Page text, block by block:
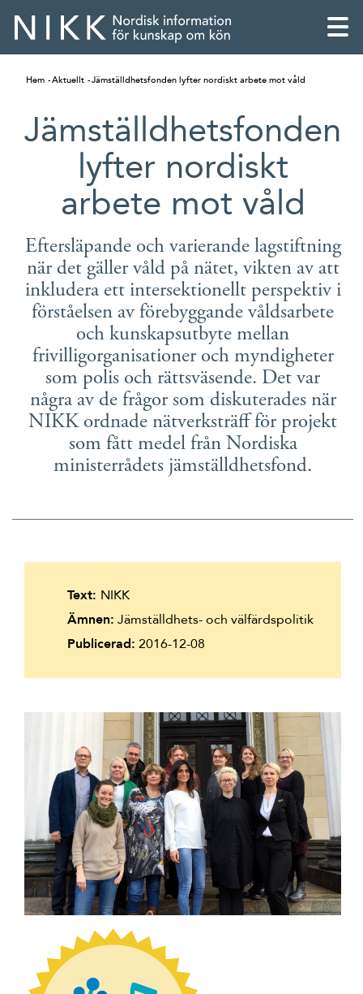
English
Skandinaviska
Suomi
Íslenska
Hem Aktuellt Jämställdhetsfonden lyfter nordiskt arbete mot våld
Jämställdhetsfonden
lyfter nordiskt
arbete mot våld
Eftersläpande och varierande lagstiftning
när det gäller våld på nätet, vikten av att
inkludera ett intersektionellt perspektiv i
förståelsen av förebyggande våldsarbete
och kunskapsutbyte mellan
frivilligorganisationer och myndigheter
som polis och rättsväsende. Det var
några av de frågor som diskuterades när
NIKK ordnade nätverksträff för projekt
som fått medel från Nordiska
ministerrådets jämställdhetsfond.
Text: NIKK
Ämnen: Jämställdhets- och välfärdspolitik
Publicerad: 2016-12-08